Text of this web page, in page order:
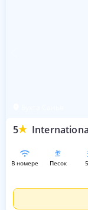
5
в номере песок